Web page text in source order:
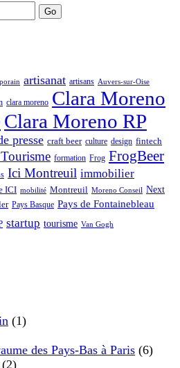
artisanat artisans Auvers-sur-Oise
clara moreno Clara Moreno
Clara Moreno RP
presse craft beer culture design fintech
formation Frog FrogBeer
Ici Montreuil immobilier
ICI mobilité Montreuil Moreno Conseil Next
Pays Basque Pays de Fontainebleau
startup tourisme Van Gogh
(1)
des Pays-Bas à Paris (6)
(2)